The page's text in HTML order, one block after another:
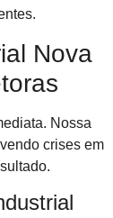
Nova
Nossa
crises em